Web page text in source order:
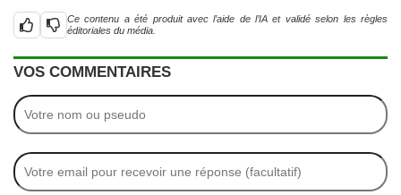
Ce contenu a été produit avec l’aide de l’IA et validé selon les règles
éditoriales du média.
VOS COMMENTAIRES